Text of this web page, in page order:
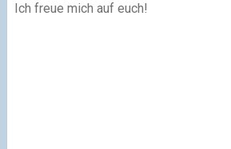
Ich freue mich auf euch!